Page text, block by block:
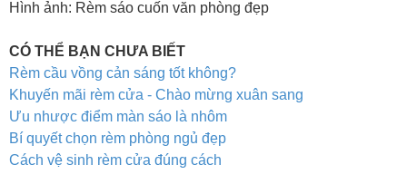
Hình ảnh: Rèm sáo cuốn văn phòng đẹp
CÓ THỂ BẠN CHƯA BIẾT
Rèm cầu vồng cản sáng tốt không?
Khuyến mãi rèm cửa - Chào mừng xuân sang
Ưu nhược điểm màn sáo là nhôm
Bí quyết chọn rèm phòng ngủ đẹp
Cách vệ sinh rèm cửa đúng cách